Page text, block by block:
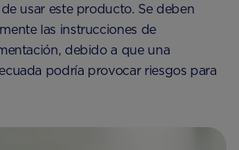
usar este producto. Se deben
las instrucciones de
debido a que una
podría provocar riesgos para